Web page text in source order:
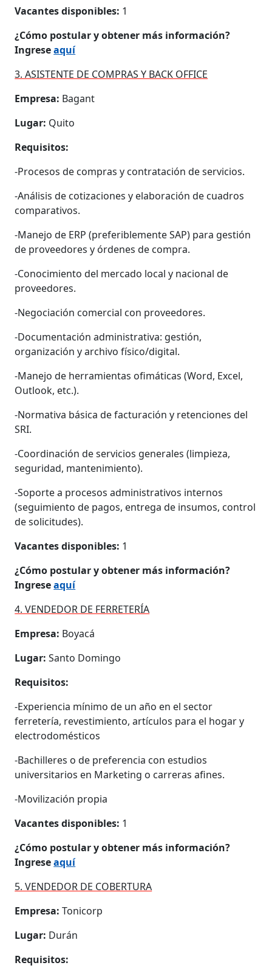
Vacantes disponibles: 1
¿Cómo postular y obtener más información?
Ingreseaquí
3. ASISTENTE DE COMPRAS Y BACK OFFICE
Empresa: Bagant
Lugar: Quito
Requisitos:
-Procesos de compras y contratación de servicios.
-Análisis de cotizaciones y elaboración de cuadros
comparativos.
-Manejo de ERP (preferiblemente SAP) para gestión
de proveedores y órdenes de compra.
-Conocimiento del mercado local y nacional de
proveedores.
-Negociación comercial con proveedores.
-Documentación administrativa: gestión,
organización y archivo físico/digital.
-Manejo de herramientas ofimáticas (Word, Excel,
Outlook, etc.).
-Normativa básica de facturación y retenciones del
SRI.
-Coordinación de servicios generales (limpieza,
seguridad, mantenimiento).
-Soporte a procesos administrativos internos
(seguimiento de pagos, entrega de insumos, control
de solicitudes).
Vacantes disponibles: 1
¿Cómo postular y obtener más información?
Ingreseaquí
4. VENDEDOR DE FERRETERÍA
Empresa: Boyacá
Lugar:Santo Domingo
Requisitos:
-Experiencia mínimo de un año en el sector
ferretería, revestimiento, artículos para el hogar y
electrodomésticos
-Bachilleres o de preferencia con estudios
universitarios en Marketing o carreras afines.
-Movilización propia
Vacantes disponibles: 1
¿Cómo postular y obtener más información?
Ingreseaquí
5. VENDEDOR DE COBERTURA
Empresa:Tonicorp
Lugar: Durán
Requisitos: